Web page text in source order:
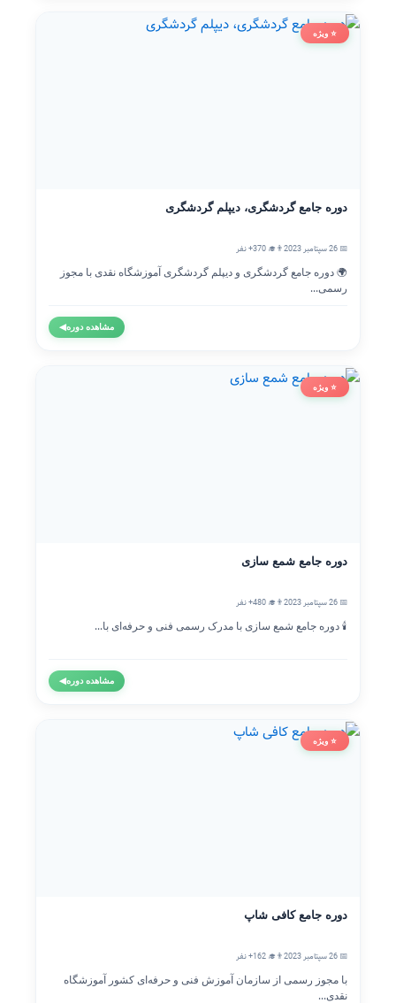
⭐ ویژه
دوره جامع گردشگری، دیپلم گردشگری
📅 26 سپتامبر 2023
👨‍🎓 370+ نفر
🌍 دوره جامع گردشگری و دیپلم گردشگری آموزشگاه نقدی با مجوز
رسمی...
مشاهده دوره◀
⭐ ویژه
دوره جامع شمع سازی
📅 26 سپتامبر 2023
👨‍🎓 480+ نفر
🕯️ دوره جامع شمع سازی با مدرک رسمی فنی و حرفه‌ای با...
مشاهده دوره◀
⭐ ویژه
دوره جامع کافی شاپ
📅 26 سپتامبر 2023
👨‍🎓 162+ نفر
با مجوز رسمی از سازمان آموزش فنی و حرفه‌ای کشور آموزشگاه
نقدی...